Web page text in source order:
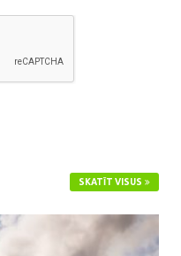
SKATĪT VISUS